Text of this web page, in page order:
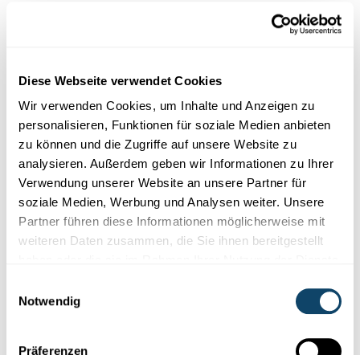
Diese Webseite verwendet Cookies
Wir verwenden Cookies, um Inhalte und Anzeigen zu
personalisieren, Funktionen für soziale Medien anbieten
zu können und die Zugriffe auf unsere Website zu
analysieren. Außerdem geben wir Informationen zu Ihrer
Verwendung unserer Website an unsere Partner für
soziale Medien, Werbung und Analysen weiter. Unsere
Partner führen diese Informationen möglicherweise mit
weiteren Daten zusammen, die Sie ihnen bereitgestellt
Notwendig
Präferenzen
Infobox
Der Gini-Koeffizient